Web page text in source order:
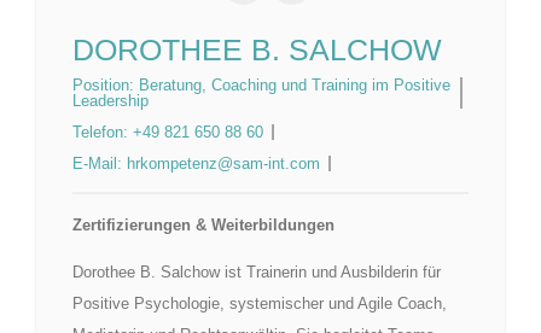
DOROTHEE B. SALCHOW
Position: Beratung, Coaching und Training im Positive
Leadership
Telefon: +49 821 650 88 60
E-Mail: hrkompetenz@sam-int.com
Zertifizierungen & Weiterbildungen
Dorothee B. Salchow ist Trainerin und Ausbilderin für
Positive Psychologie, systemischer und Agile Coach,